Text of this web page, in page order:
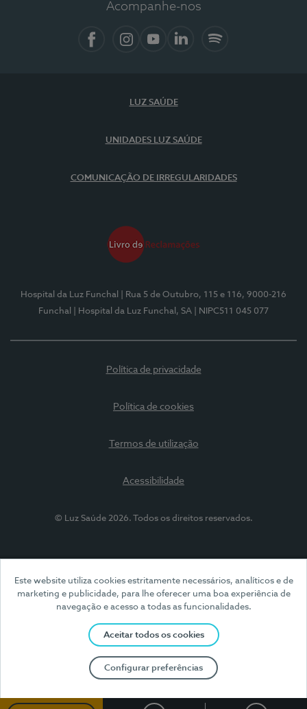
Este website utiliza cookies estritamente necessários, analíticos e de
marketing e publicidade, para lhe oferecer uma boa experiência de
navegação e acesso a todas as funcionalidades.
Aceitar todos os cookies
Configurar preferências
Acompanhe-nos
LUZ SAÚDE
UNIDADES LUZ SAÚDE
COMUNICAÇÃO DE IRREGULARIDADES
Hospital da Luz Funchal
| Rua 5 de Outubro, 115 e 116, 9000-216
Funchal
| Hospital da Luz Funchal, SA | NIPC511 045 077
Política de privacidade
Política de cookies
Termos de utilização
Acessibilidade
© Luz Saúde 2026. Todos os direitos reservados.